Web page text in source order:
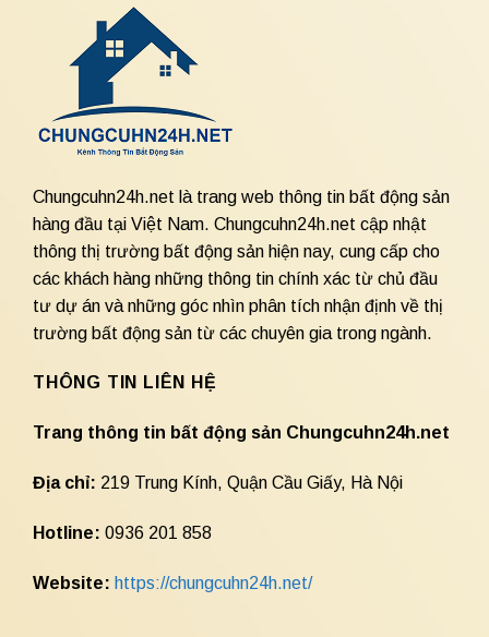
Chungcuhn24h.net là trang web thông tin bất động sản
hàng đầu tại Việt Nam. Chungcuhn24h.net cập nhật
thông thị trường bất động sản hiện nay, cung cấp cho
các khách hàng những thông tin chính xác từ chủ đầu
tư dự án và những góc nhìn phân tích nhận định về thị
trường bất động sản từ các chuyên gia trong ngành.
THÔNG TIN LIÊN HỆ
Trang thông tin bất động sản Chungcuhn24h.net
Địa chỉ: 219 Trung Kính, Quận Cầu Giấy, Hà Nội
Hotline: 0936 201 858
Website: https://chungcuhn24h.net/